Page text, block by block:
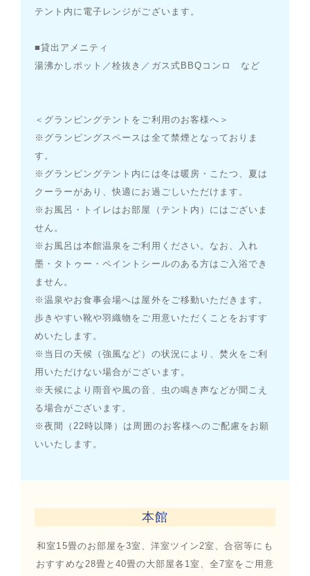
テント内に電子レンジがございます。
■貸出アメニティ
湯沸かしポット／栓抜き／ガス式BBQコンロ など
＜グランピングテントをご利用のお客様へ＞
※グランピングスペースは全て禁煙となっておりま
す。
※グランピングテント内には冬は暖房・こたつ、夏は
クーラーがあり、快適にお過ごしいただけます。
※お風呂・トイレはお部屋（テント内）にはございま
せん。
※お風呂は本館温泉をご利用ください。なお、入れ
墨・タトゥー・ペイントシールのある方はご入浴でき
ません。
※温泉やお食事会場へは屋外をご移動いただきます。
歩きやすい靴や羽織物をご用意いただくことをおすす
めいたします。
※当日の天候（強風など）の状況により、焚火をご利
用いただけない場合がございます。
※天候により雨音や風の音、虫の鳴き声などが聞こえ
る場合がございます。
※夜間（22時以降）は周囲のお客様へのご配慮をお願
いいたします。
本館
和室15畳のお部屋を3室、洋室ツイン2室、合宿等にも
おすすめな28畳と40畳の大部屋各1室、全7室をご用意